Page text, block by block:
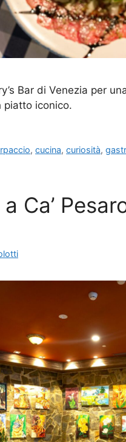
Bar di Venezia per
piatto iconico.
,cucina,curiosità,
Ca’